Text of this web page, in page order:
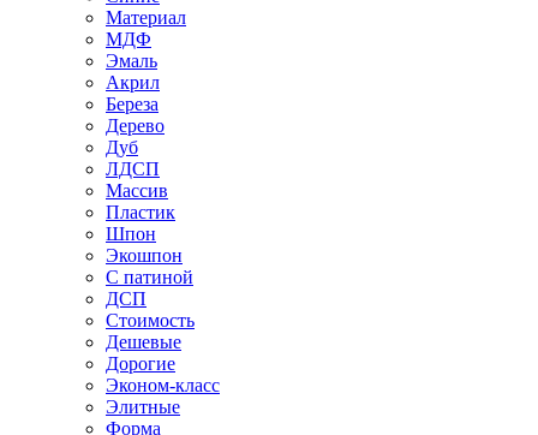
Материал
МДФ
Эмаль
Акрил
Береза
Дерево
Дуб
ЛДСП
Массив
Пластик
Шпон
Экошпон
С патиной
ДСП
Стоимость
Дешевые
Дорогие
Эконом-класс
Элитные
Форма